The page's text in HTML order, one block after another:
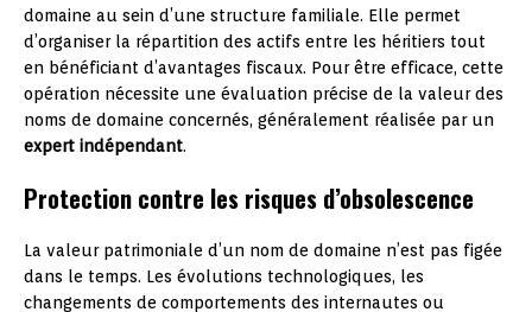
domaine au sein d’une structure familiale. Elle permet
d’organiser la répartition des actifs entre les héritiers tout
en bénéficiant d’avantages fiscaux. Pour être efficace, cette
opération nécessite une évaluation précise de la valeur des
noms de domaine concernés, généralement réalisée par un
expert indépendant.
Protection contre les risques d’obsolescence
La valeur patrimoniale d’un nom de domaine n’est pas figée
dans le temps. Les évolutions technologiques, les
changements de comportements des internautes ou